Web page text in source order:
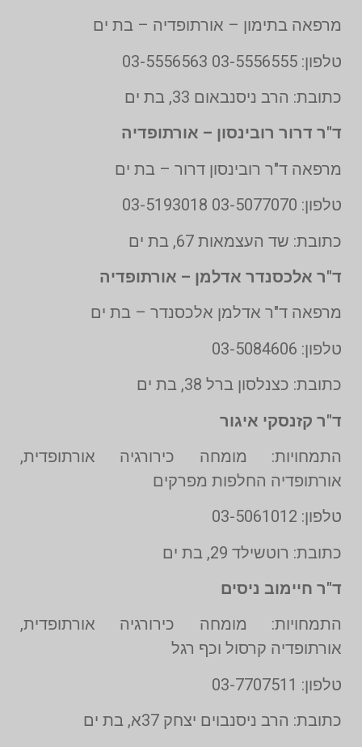
מרפאה בתימון – אורתופדיה – בת ים
טלפון: 03-5556555 03-5556563
כתובת: הרב ניסנבאום 33, בת ים
ד"ר דרור רובינסון – אורתופדיה
מרפאה ד"ר רובינסון דרור – בת ים
טלפון: 03-5077070 03-5193018
כתובת: שד העצמאות 67, בת ים
ד"ר אלכסנדר אדלמן – אורתופדיה
מרפאה ד"ר אדלמן אלכסנדר – בת ים
טלפון: 03-5084606
כתובת: כצנלסון ברל 38, בת ים
ד"ר קזנסקי איגור
התמחויות: מומחה כירורגיה אורתופדית,
אורתופדיה החלפות מפרקים
טלפון: 03-5061012
כתובת: רוטשילד 29, בת ים
ד"ר חיימוב ניסים
התמחויות: מומחה כירורגיה אורתופדית,
אורתופדיה קרסול וכף רגל
טלפון: 03-7707511
כתובת: הרב ניסנבוים יצחק 37א, בת ים